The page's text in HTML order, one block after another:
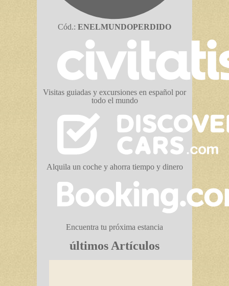
Cód.: ENELMUNDOPERDIDO
Visitas guiadas y excursiones en español por
todo el mundo
Alquila un coche y ahorra tiempo y dinero
Encuentra tu próxima estancia
últimos Artículos